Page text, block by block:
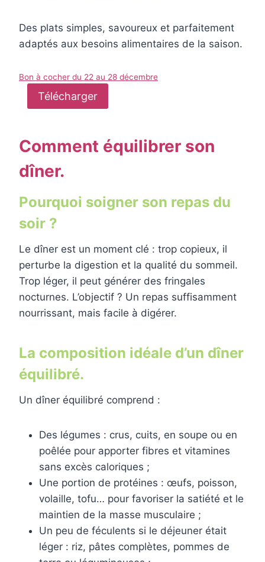
Des plats simples, savoureux et parfaitement
adaptés aux besoins alimentaires de la saison.
Bon à cocher du 22 au 28 décembre
Télécharger
Comment équilibrer son
dîner.
Pourquoi soigner son repas du
soir ?
Le dîner est un moment clé : trop copieux, il
perturbe la digestion et la qualité du sommeil.
Trop léger, il peut générer des fringales
nocturnes. L’objectif ? Un repas suffisamment
nourrissant, mais facile à digérer.
La composition idéale d’un dîner
équilibré.
Un dîner équilibré comprend :
Des légumes : crus, cuits, en soupe ou en
poêlée pour apporter fibres et vitamines
sans excès caloriques ;
Une portion de protéines : œufs, poisson,
volaille, tofu… pour favoriser la satiété et le
maintien de la masse musculaire ;
Un peu de féculents si le déjeuner était
léger : riz, pâtes complètes, pommes de